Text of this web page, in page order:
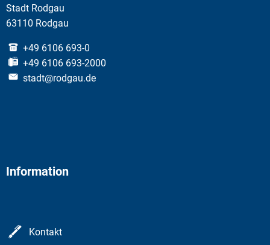
Stadt Rodgau
63110 Rodgau
+49 6106 693-0
+49 6106 693-2000
stadt@rodgau.de
Information
Kontakt